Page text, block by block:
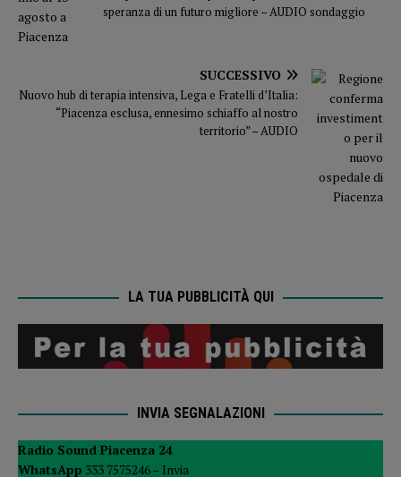
speranza di un futuro migliore – AUDIO sondaggio
SUCCESSIVO
Nuovo hub di terapia intensiva, Lega e Fratelli d’Italia:
“Piacenza esclusa, ennesimo schiaffo al nostro
territorio” – AUDIO
LA TUA PUBBLICITÀ QUI
INVIA SEGNALAZIONI
Radio Sound Piacenza 24
WhatsApp 333 7575246 – Invia